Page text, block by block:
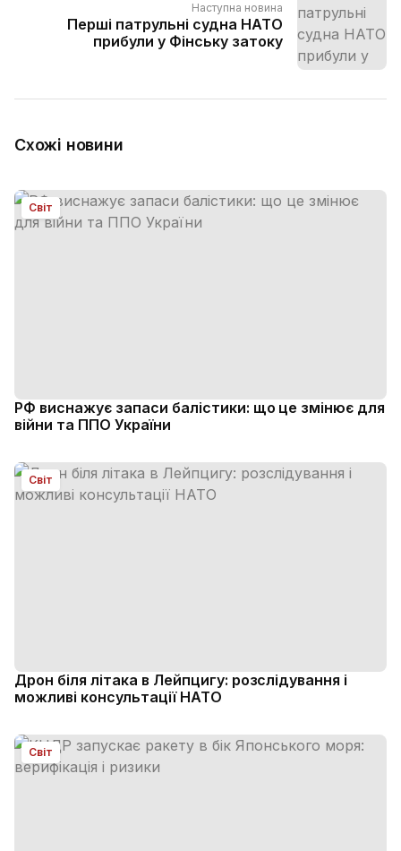
Наступна новина
Перші патрульні судна НАТО
прибули у Фінську затоку
Схожі новини
Світ
РФ виснажує запаси балістики: що це змінює для
війни та ППО України
Світ
Дрон біля літака в Лейпцигу: розслідування і
можливі консультації НАТО
Світ